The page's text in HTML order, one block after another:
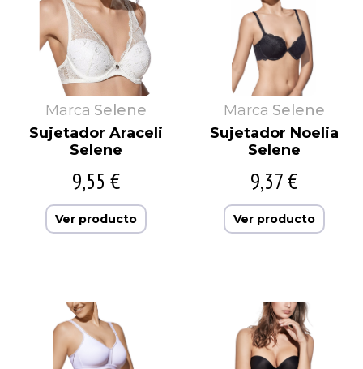
Marca Selene
Sujetador Araceli
Selene
9,55 €
Ver producto
Marca Selene
Sujetador Noelia
Selene
9,37 €
Ver producto